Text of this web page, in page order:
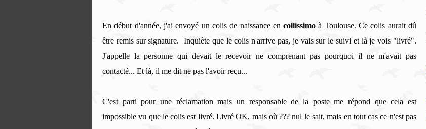
En début d'année, j'ai envoyé un colis de naissance encollissimo à Toulouse. Ce colis aurait dû
être remis sur signature. Inquiète que le colis n'arrive pas, je vais sur le suivi et là je vois "livré".
J'appelle la personne qui devait le recevoir ne comprenant pas pourquoi il ne m'avait pas
contacté... Et là, il me dit ne pas l'avoir reçu...
C'est parti pour une réclamation mais un responsable de la poste me répond que cela est
impossible vu que le colis est livré. Livré OK, mais où ??? nul le sait, mais en tout cas ce n'est pas